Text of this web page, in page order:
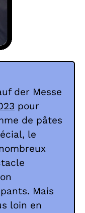
der Messe
pour
de pâtes
le
Mais
loin en